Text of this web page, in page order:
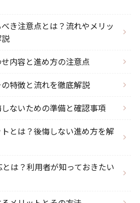
き注意点とは？流れやメリッ
内容と進め方の注意点
特徴と流れを徹底解説
ないための準備と確認事項
とは？後悔しない進め方を解
は？利用者が知っておきたい